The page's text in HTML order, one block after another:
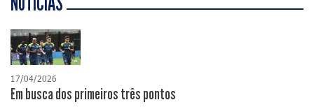
17/04/2026
​Em busca dos primeiros três pontos